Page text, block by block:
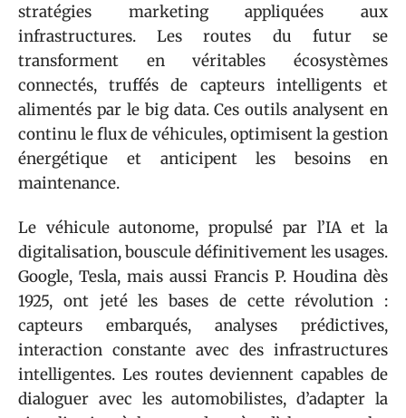
stratégies marketing appliquées aux
infrastructures. Les routes du futur se
transforment en véritables écosystèmes
connectés, truffés de capteurs intelligents et
alimentés par le big data. Ces outils analysent en
continu le flux de véhicules, optimisent la gestion
énergétique et anticipent les besoins en
maintenance.
Le véhicule autonome, propulsé par l’IA et la
digitalisation, bouscule définitivement les usages.
Google, Tesla, mais aussi Francis P. Houdina dès
1925, ont jeté les bases de cette révolution :
capteurs embarqués, analyses prédictives,
interaction constante avec des infrastructures
intelligentes. Les routes deviennent capables de
dialoguer avec les automobilistes, d’adapter la